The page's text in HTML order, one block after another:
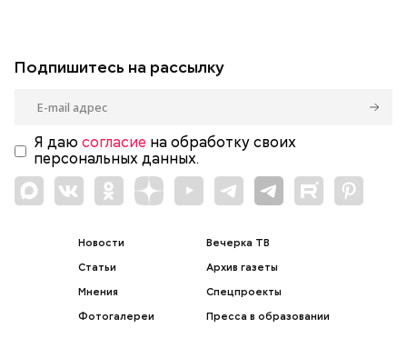
Подпишитесь на рассылку
Я даю согласие на обработку своих
персональных данных.
Новости
Статьи
Мнения
Фотогалереи
Вечерка ТВ
Архив газеты
Спецпроекты
Пресса в образовании